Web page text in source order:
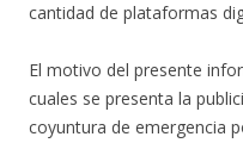
cantidad de plataformas
El motivo del presente
cuales se presenta la
coyuntura de emergencia